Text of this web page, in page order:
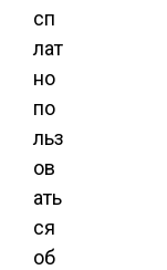
сп
лат
но
по
льз
ов
ать
ся
об